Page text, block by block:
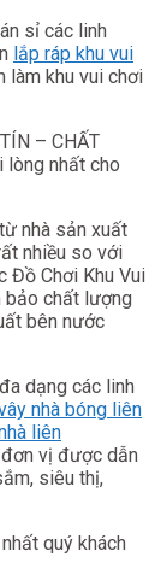
sỉ các linh
lắp ráp khu vui
làm khu vui chơi
– CHẤT
lòng nhất cho
nhà sản xuất
nhiều so với
Đồ Chơi Khu Vui
bảo chất lượng
bên nước
dạng các linh
nhà bóng liên
liên
vị được dẫn
siêu thị,
quý khách